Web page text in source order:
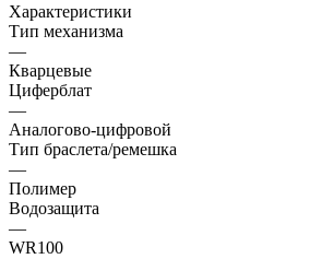
Характеристики
Тип механизма
—
Кварцевые
Циферблат
—
Аналогово-цифровой
Тип браслета/ремешка
—
Полимер
Водозащита
—
WR100